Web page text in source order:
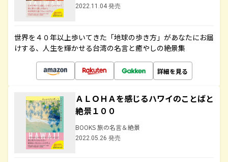
2022.11.04 発売
世界を４０年以上歩いてきた「地球の歩き方」があなたにお届
けする、人生を輝かせる台湾の名言と癒やしの絶景集
詳細を見る
ＡＬＯＨＡを感じるハワイのことばと
絶景１００
BOOKS 旅の名言＆絶景
2022.05.26 発売